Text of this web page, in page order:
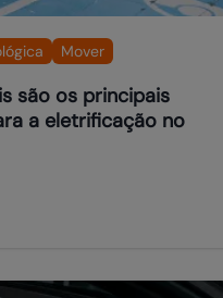
Mover
são os principais
a eletrificação no